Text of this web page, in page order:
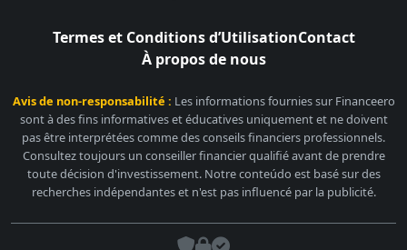
Termes et Conditions d’UtilisationContact
À propos de nous
Avis de non-responsabilité : Les informations fournies sur Financeero
sont à des fins informatives et éducatives uniquement et ne doivent
pas être interprétées comme des conseils financiers professionnels.
Consultez toujours un conseiller financier qualifié avant de prendre
toute décision d'investissement. Notre conteúdo est basé sur des
recherches indépendantes et n'est pas influencé par la publicité.